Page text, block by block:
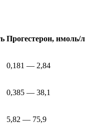
Прогестерон, нмоль/л
0,181 — 2,84
0,385 — 38,1
5,82 — 75,9